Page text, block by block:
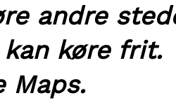
andre
køre frit.
Maps.